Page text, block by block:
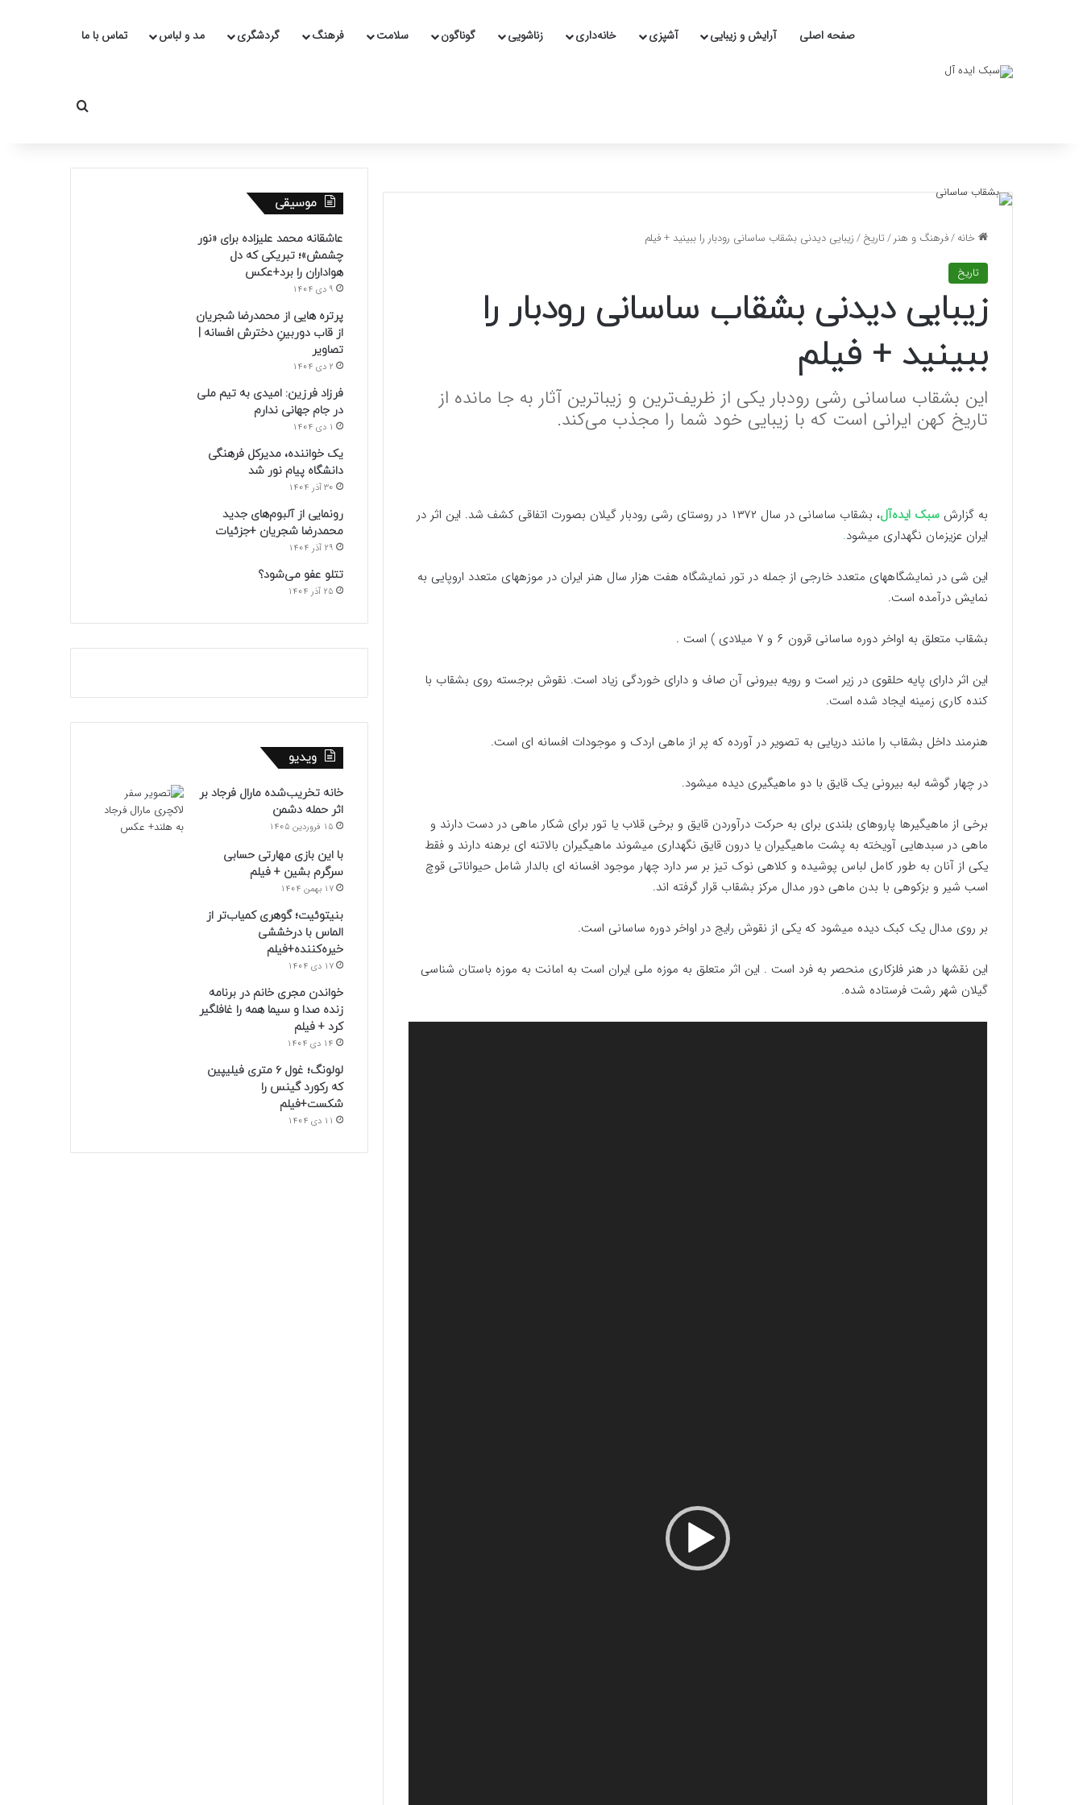
صفحه اصلی آرایش و زیبایی آشپزی خانه‌داری زناشویی گوناگون سلامت فرهنگ گردشگری مد و لباس تماس با ما
جستجو برای
خانه/فرهنگ و هنر/تاریخ/زیبایی دیدنی بشقاب ساسانی رودبار را ببینید + فیلم
تاریخ
زیبایی دیدنی بشقاب ساسانی رودبار را
ببینید + فیلم
این بشقاب ساسانی رشی رودبار یکی از ظریف‌ترین و زیبا‌ترین آثار به جا مانده از
تاریخ کهن ایرانی است که با زیبایی خود شما را مجذب می‌کند.
به گزارش سبک ایده‌آل
، بشقاب ساسانی در سال ۱۳۷۲ در روستای رشی رودبار گیلان بصورت اتفاقی کشف شد. این اثر در
ایران عزیزمان نگهداری میشود.
این شی در نمایشگاههای متعدد خارجی از جمله در تور نمایشگاه هفت هزار سال هنر ایران در موزههای متعدد اروپایی به
نمایش درآمده است.
بشقاب متعلق به اواخر دوره ساسانی قرون ۶ و ۷ میلادی ) است .
این اثر دارای پایه حلقوی در زیر است و رویه بیرونی آن صاف و دارای خوردگی زیاد است. نقوش برجسته روی بشقاب با
کنده کاری زمینه ایجاد شده است.
هنرمند داخل بشقاب را مانند دریایی به تصویر در آورده که پر از ماهی اردک و موجودات افسانه ای است.
در چهار گوشه لبه بیرونی یک قایق با دو ماهیگیری دیده میشود.
برخی از ماهیگیرها پاروهای بلندی برای به حرکت درآوردن قایق و برخی قلاب یا تور برای شکار ماهی در دست دارند و
ماهی در سبدهایی آویخته به پشت ماهیگیران یا درون قایق نگهداری میشوند ماهیگیران بالاتنه ای برهنه دارند و فقط
یکی از آنان به طور کامل لباس پوشیده و کلاهی نوک تیز بر سر دارد چهار موجود افسانه ای بالدار شامل حیواناتی قوچ
اسب شیر و بزکوهی با بدن ماهی دور مدال مرکز بشقاب قرار گرفته اند.
بر روی مدال یک کبک دیده میشود که یکی از نقوش رایج در اواخر دوره ساسانی است.
این نقشها در هنر فلزکاری منحصر به فرد است . این اثر متعلق به موزه ملی ایران است به امانت به موزه باستان شناسی
گیلان شهر رشت فرستاده شده.
موسیقی
عاشقانه محمد علیزاده برای «نور
چشمش»؛ تبریکی که دل
هواداران را برد+عکس
9 دی 1404
پرتره هایی از محمدرضا شجریان
از قاب دوربینِ دخترش افسانه |
تصاویر
2 دی 1404
فرزاد فرزین: امیدی به تیم ملی
در جام جهانی ندارم
1 دی 1404
یک خواننده، مدیرکل فرهنگی
دانشگاه پیام نور شد
30 آذر 1404
رونمایی از آلبوم‌های جدید
محمدرضا شجریان +جزئیات
29 آذر 1404
تتلو عفو می‌شود؟
25 آذر 1404
ویدیو
خانه تخریب‌شده مارال فرجاد بر
اثر حمله دشمن
15 فروردین 1405
با این بازی مهارتی حسابی
سرگرم بشین + فیلم
17 بهمن 1404
بنیتوئیت؛ گوهری کمیاب‌تر از
الماس با درخششی
خیره‌کننده+فیلم
17 دی 1404
خواندن مجری خانم در برنامه
زنده صدا و سیما همه را غافلگیر
کرد + فیلم
14 دی 1404
لولونگ؛ غول ۶ متری فیلیپین
که رکورد گینس را
شکست+فیلم
11 دی 1404